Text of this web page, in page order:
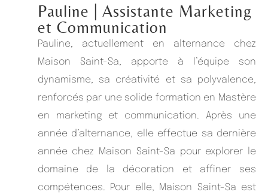
Pauline
| Assistante Marketing
et Communication
Pauline, actuellement en alternance chez
Maison Saint-Sa, apporte à l’équipe son
dynamisme, sa créativité et sa polyvalence,
renforcés par une solide formation en Mastère
en marketing et communication. Après une
année d’alternance, elle effectue sa dernière
année chez Maison Saint-Sa pour explorer le
domaine de la décoration et affiner ses
compétences.
Pour elle, Maison Saint-Sa est